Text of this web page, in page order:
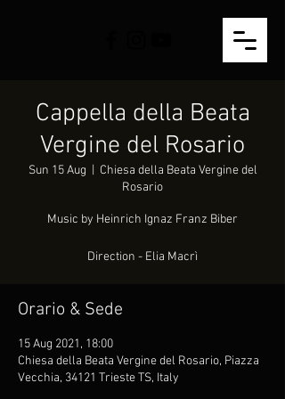
Cappella della Beata
Vergine del Rosario
Sun 15 Aug
Chiesa della Beata Vergine del
Rosario
Music by Heinrich Ignaz Franz Biber
Direction - Elia Macrì
Orario & Sede
15 Aug 2021, 18:00
Chiesa della Beata Vergine del Rosario, Piazza
Vecchia, 34121 Trieste TS, Italy